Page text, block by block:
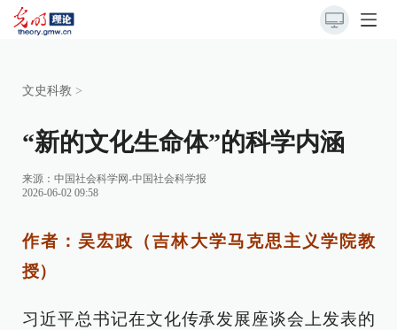
文史科教 >
“新的文化生命体”的科学内涵
来源： 中国社会科学网-中国社会科学报
2026-06-02 09:58
作者：吴宏政（吉林大学马克思主义学院教
授）
习近平总书记在文化传承发展座谈会上发表的